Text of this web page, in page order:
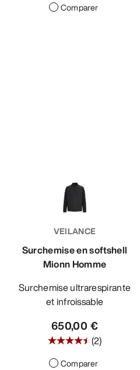
Comparer
VEILANCE
Surchemise en softshell
Mionn Homme
Surchemise ultrarespirante
et infroissable
650,00 €
(2)
Comparer